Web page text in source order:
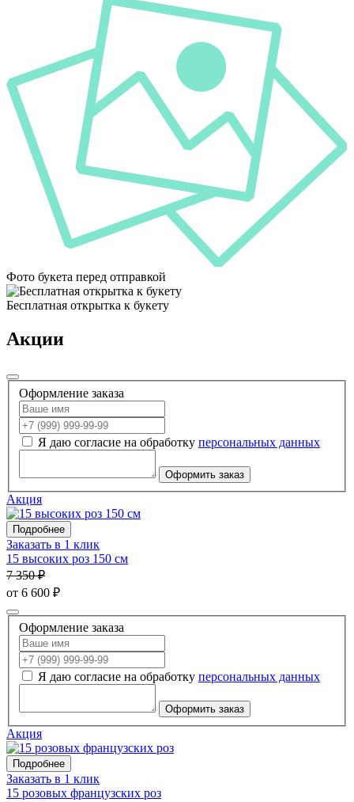
Фото букета перед отправкой
Бесплатная открытка к букету
Акции
Оформление заказа
Я даю согласие на обработку персональных данных
Оформить заказ
Акция
Подробнее
Заказать в 1 клик
15 высоких роз 150 см
7 350 ₽
от 6 600 ₽
Оформление заказа
Я даю согласие на обработку персональных данных
Оформить заказ
Акция
Подробнее
Заказать в 1 клик
15 розовых французских роз